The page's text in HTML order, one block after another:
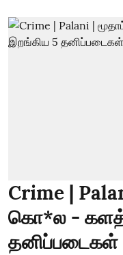
Crime |
கொ*ல -
தனிப்படைகள்